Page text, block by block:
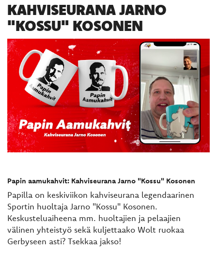
KAHVISEURANA JARNO
"KOSSU" KOSONEN
Papin aamukahvit: Kahviseurana Jarno "Kossu" Kosonen
Papilla on keskiviikon kahviseurana legendaarinen
Sportin huoltaja Jarno "Kossu" Kosonen.
Keskusteluaiheena mm. huoltajien ja pelaajien
välinen yhteistyö sekä kuljettaako Wolt ruokaa
Gerbyseen asti? Tsekkaa jakso!